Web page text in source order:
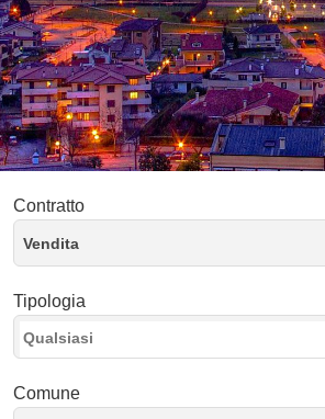
Contratto
Vendita
Tipologia
Comune